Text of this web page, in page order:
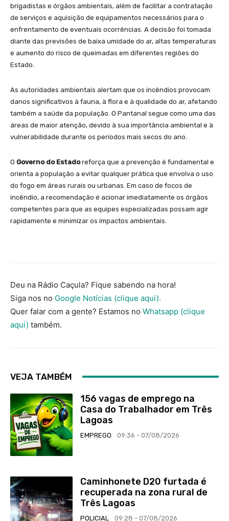
brigadistas e órgãos ambientais, além de facilitar a contratação
de serviços e aquisição de equipamentos necessários para o
enfrentamento de eventuais ocorrências. A decisão foi tomada
diante das previsões de baixa umidade do ar, altas temperaturas
e aumento do risco de queimadas em diferentes regiões do
Estado.
As autoridades ambientais alertam que os incêndios provocam
danos significativos à fauna, à flora e à qualidade do ar, afetando
também a saúde da população. O Pantanal segue como uma das
áreas de maior atenção, devido à sua importância ambiental e à
vulnerabilidade durante os períodos mais secos do ano.
O Governo do Estadoreforça que a prevenção é fundamental e
orienta a população a evitar qualquer prática que envolva o uso
do fogo em áreas rurais ou urbanas. Em caso de focos de
incêndio, a recomendação é acionar imediatamente os órgãos
competentes para que as equipes especializadas possam agir
rapidamente e minimizar os impactos ambientais.
Deu na Rádio Caçula? Fique sabendo na hora!
Siga nos no Google Notícias (clique aqui).
Quer falar com a gente? Estamos no Whatsapp (clique
aqui) também.
VEJA TAMBÉM
156 vagas de emprego na
Casa do Trabalhador em Três
Lagoas
EMPREGO 09:36 - 07/08/2026
Caminhonete D20 furtada é
recuperada na zona rural de
Três Lagoas
POLICIAL 09:28 - 07/08/2026